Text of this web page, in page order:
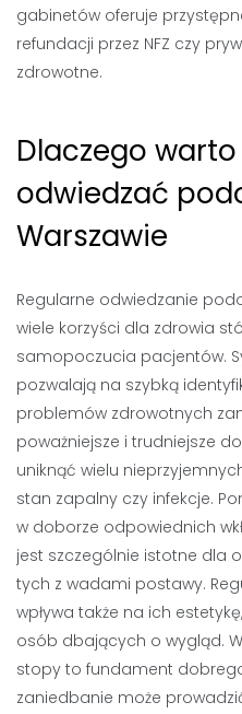
gabinetów oferuje
refundacji przez NFZ czy
zdrowotne.
Dlaczego
odwiedzać
Warszawie
Regularne odwiedzanie
wiele korzyści dla zdrowia
samopoczucia pacjentów.
pozwalają na szybką
problemów zdrowotnych
poważniejsze i trudniejsze
uniknąć wielu
stan zapalny czy infekcje.
w doborze odpowiednich
jest szczególnie istotne dla
tych z wadami postawy.
wpływa także na ich
osób dbających o wygląd.
stopy to fundament
zaniedbanie może